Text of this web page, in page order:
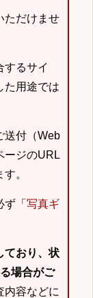
ただけませ
るサイ
た用途では
送付（Web
ージのURL
。
「 写真ギ
ており、状
場合がご
内容などに